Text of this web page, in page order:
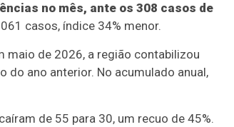
no mês, ante os 308 casos de
casos, índice 34% menor.
maio de 2026, a região contabilizou
do ano anterior. No acumulado anual,
de 55 para 30, um recuo de 45%.